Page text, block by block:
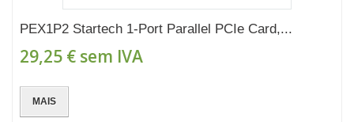
PEX1P2 Startech 1-Port Parallel PCIe Card,...
29,25 € sem IVA
MAIS